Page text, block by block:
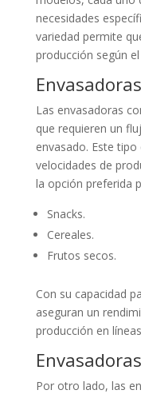
necesidades
variedad permite
producción según
Las envasadoras
que requieren un
envasado. Este
velocidades de
la opción preferida
Snacks.
Cereales.
Frutos secos.
Con su capacidad
aseguran un
producción en
Por otro lado, las